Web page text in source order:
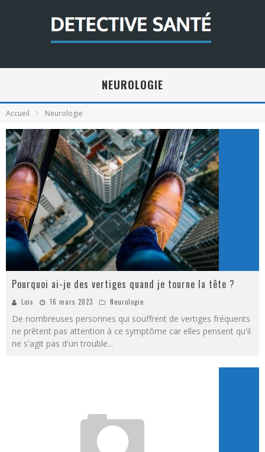
NEUROLOGIE
Accueil Neurologie
Pourquoi ai-je des vertiges quand je tourne la tête ?
Loic 16 mars 2023 Neurologie
De nombreuses personnes qui souffrent de vertiges fréquents
ne prêtent pas attention à ce symptôme car elles pensent qu'il
ne s'agit pas d'un trouble...